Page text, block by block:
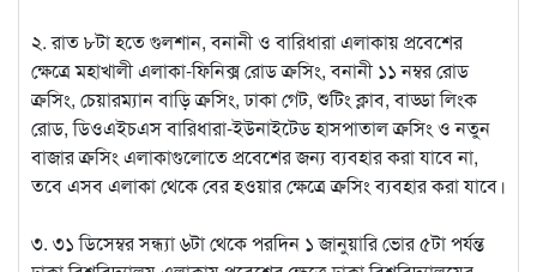
২. রাত ৮টা হতে গুলশান, বনানী ও বারিধারা এলাকায় প্রবেশের
ক্ষেত্রে মহাখালী এলাকা-ফিনিক্স রোড ক্রসিং, বনানী ১১ নম্বর রোড
ক্রসিং, চেয়ারম্যান বাড়ি ক্রসিং, ঢাকা গেট, শুটিং ক্লাব, বাড্ডা লিংক
রোড, ডিওএইচএস বারিধারা-ইউনাইটেড হাসপাতাল ক্রসিং ও নতুন
বাজার ক্রসিং এলাকাগুলোতে প্রবেশের জন্য ব্যবহার করা যাবে না,
তবে এসব এলাকা থেকে বের হওয়ার ক্ষেত্রে ক্রসিং ব্যবহার করা যাবে।
৩. ৩১ ডিসেম্বর সন্ধ্যা ৬টা থেকে পরদিন ১ জানুয়ারি ভোর ৫টা পর্যন্ত